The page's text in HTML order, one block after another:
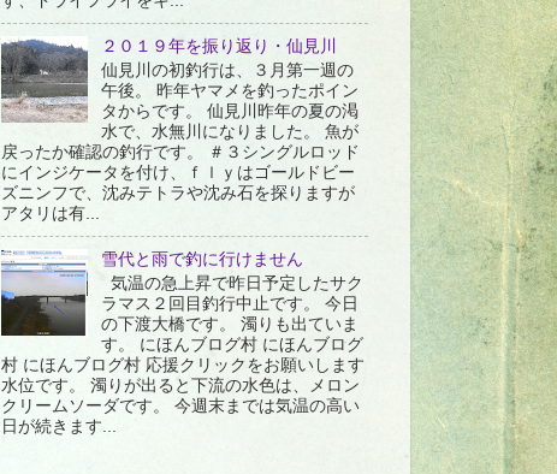
２０１９年を振り返り・仙見川
仙見川の初釣行は、３月第一週の
午後。 昨年ヤマメを釣ったポイン
タからです。 仙見川昨年の夏の渇
水で、水無川になりました。 魚が
戻ったか確認の釣行です。 ＃３シングルロッド
にインジケータを付け、ｆｌｙはゴールドビー
ズニンフで、沈みテトラや沈み石を探りますが
アタリは有...
雪代と雨で釣に行けません
気温の急上昇で昨日予定したサク
ラマス２回目釣行中止です。 今日
の下渡大橋です。 濁りも出ていま
す。 にほんブログ村 にほんブログ
村 にほんブログ村 応援クリックをお願いします
水位です。 濁りが出ると下流の水色は、メロン
クリームソーダです。 今週末までは気温の高い
日が続きます...